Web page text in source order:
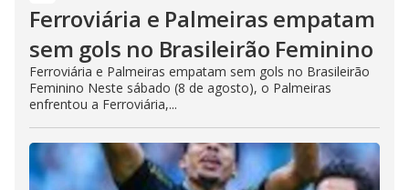
Ferroviária e Palmeiras empatam
sem gols no Brasileirão Feminino
Ferroviária e Palmeiras empatam sem gols no Brasileirão
Feminino Neste sábado (8 de agosto), o Palmeiras
enfrentou a Ferroviária,...